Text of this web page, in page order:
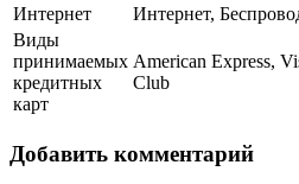
Интернет
Интернет,
Виды
принимаемых
кредитных
карт
American Express,
Club
Добавить комментарий